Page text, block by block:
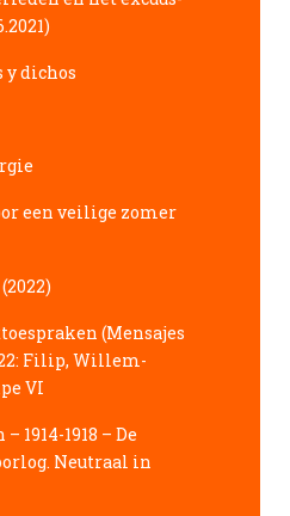
y dichos
een veilige zomer
(Mensajes
Filip, Willem-
VI
1914-1918 – De
Neutraal in